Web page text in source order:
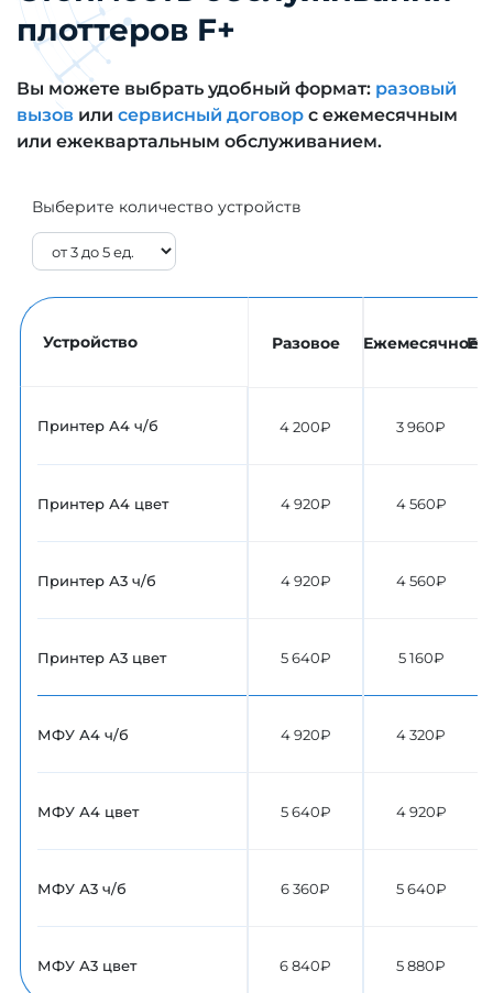
плоттеров F+
Вы можете выбрать удобный формат: разовый
вызов или сервисный договор с ежемесячным
или ежеквартальным обслуживанием.
Выберите количество устройств
Устройство
Принтер А4 ч/б
Принтер А4 цвет
Принтер А3 ч/б
Принтер А3 цвет
МФУ А4 ч/б
МФУ А4 цвет
МФУ А3 ч/б
МФУ А3 цвет
Разовое
4 200₽
4 920₽
4 920₽
5 640₽
4 920₽
5 640₽
6 360₽
6 840₽
Ежемесячное
3 960₽
4 560₽
4 560₽
5 160₽
4 320₽
4 920₽
5 640₽
5 880₽